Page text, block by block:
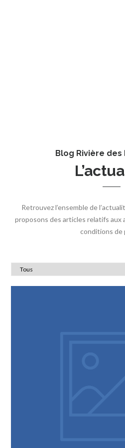
Blog Rivière des
Retrouvez l’ensemble de
proposons des articles relatifs aux
conditions de